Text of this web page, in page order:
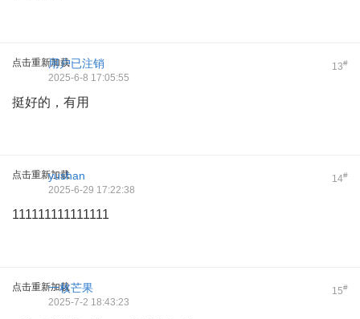
点击重新加载 13#
用户已注销
2025-6-8 17:05:55
挺好的，有用
点击重新加载 14#
yushan
2025-6-29 17:22:38
111111111111111
点击重新加载 15#
一枚芒果
2025-7-2 18:43:23